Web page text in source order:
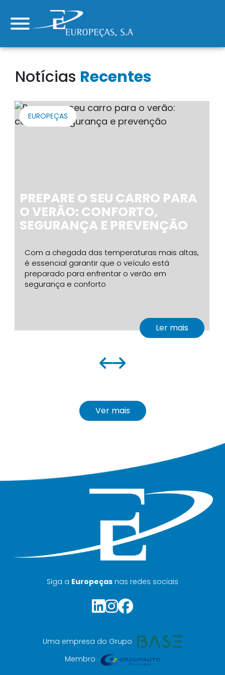
Notícias Recentes
EUROPEÇAS
PREPARE O SEU CARRO PARA
O VERÃO: CONFORTO,
SEGURANÇA E PREVENÇÃO
Com a chegada das temperaturas mais altas,
é essencial garantir que o veículo está
preparado para enfrentar o verão em
segurança e conforto
Ler mais
Ver mais
Siga a Europeças nas redes sociais
Uma empresa do Grupo
Membro